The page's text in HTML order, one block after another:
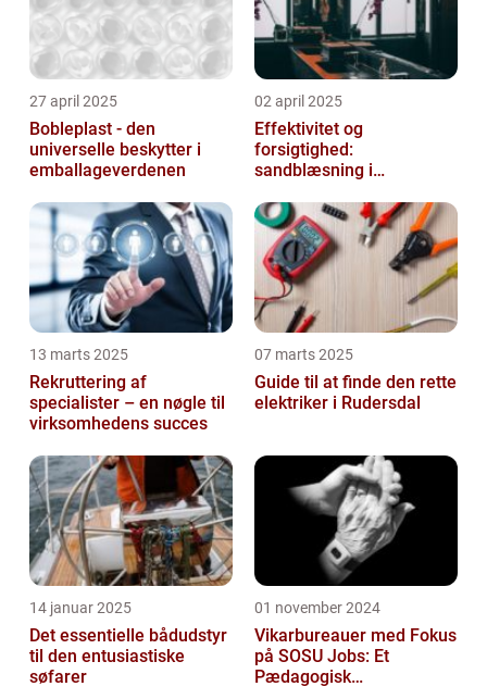
27 april 2025
Bobleplast - den
universelle beskytter i
emballageverdenen
02 april 2025
Effektivitet og
forsigtighed:
sandblæsning i
13 marts 2025
Rekruttering af
specialister – en nøgle til
virksomhedens succes
07 marts 2025
Guide til at finde den rette
elektriker i Rudersdal
14 januar 2025
Det essentielle bådudstyr
til den entusiastiske
søfarer
01 november 2024
Vikarbureauer med Fokus
på SOSU Jobs: Et
Pædagogisk